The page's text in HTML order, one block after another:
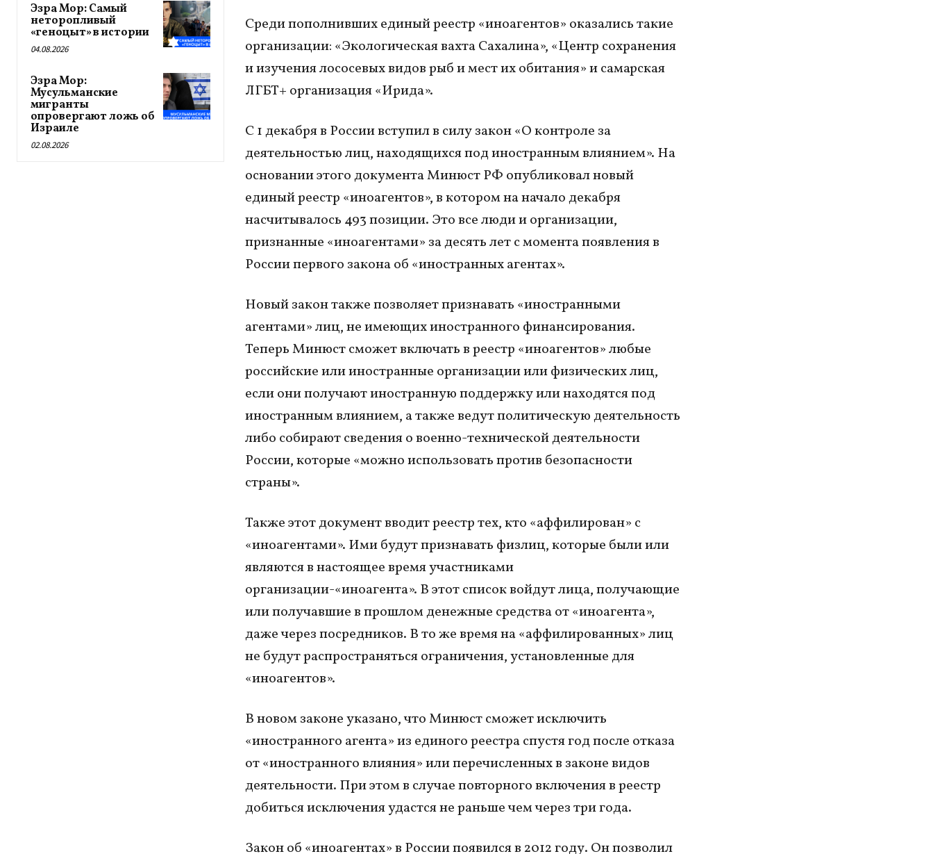
Эзра Мор: Самый
неторопливый
«геноцыт» в истории
04.08.2026
Эзра Мор:
Мусульманские
мигранты
опровергают ложь об
Израиле
02.08.2026
Среди пополнивших единый реестр «иноагентов» оказались такие
организации: «Экологическая вахта Сахалина», «Центр сохранения
и изучения лососевых видов рыб и мест их обитания» и самарская
ЛГБТ+ организация «Ирида».
С 1 декабря в России вступил в силу закон «О контроле за
деятельностью лиц, находящихся под иностранным влиянием». На
основании этого документа Минюст РФ опубликовал новый
единый реестр «иноагентов», в котором на начало декабря
насчитывалось 493 позиции. Это все люди и организации,
признанные «иноагентами» за десять лет с момента появления в
России первого закона об «иностранных агентах».
Новый закон также позволяет признавать «иностранными
агентами» лиц, не имеющих иностранного финансирования.
Теперь Минюст сможет включать в реестр «иноагентов» любые
российские или иностранные организации или физических лиц,
если они получают иностранную поддержку или находятся под
иностранным влиянием, а также ведут политическую деятельность
либо собирают сведения о военно-технической деятельности
России, которые «можно использовать против безопасности
страны».
Также этот документ вводит реестр тех, кто «аффилирован» с
«иноагентами». Ими будут признавать физлиц, которые были или
являются в настоящее время участниками
организации-«иноагента». В этот список войдут лица, получающие
или получавшие в прошлом денежные средства от «иноагента»,
даже через посредников. В то же время на «аффилированных» лиц
не будут распространяться ограничения, установленные для
«иноагентов».
В новом законе указано, что Минюст сможет исключить
«иностранного агента» из единого реестра спустя год после отказа
от «иностранного влияния» или перечисленных в законе видов
деятельности. При этом в случае повторного включения в реестр
добиться исключения удастся не раньше чем через три года.
Закон об «иноагентах» в России появился в 2012 году. Он позволил